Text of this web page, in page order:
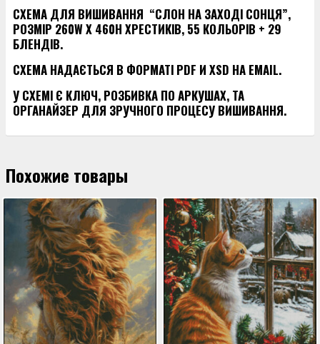
СХЕМА ДЛЯ ВИШИВАННЯ “СЛОН НА ЗАХОДІ СОНЦЯ”,
РОЗМІР 260W X 460H ХРЕСТИКІВ, 55 КОЛЬОРІВ + 29
БЛЕНДІВ.
СХЕМА НАДАЄТЬСЯ В ФОРМАТІ PDF И XSD НА EMAIL.
У СХЕМІ Є КЛЮЧ, РОЗБИВКА ПО АРКУШАХ, ТА
ОРГАНАЙЗЕР ДЛЯ ЗРУЧНОГО ПРОЦЕСУ ВИШИВАННЯ.
Похожие товары